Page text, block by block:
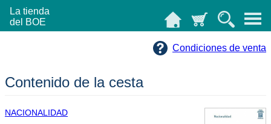
La tienda
del BOE
Condiciones de venta
Contenido de la cesta
NACIONALIDAD